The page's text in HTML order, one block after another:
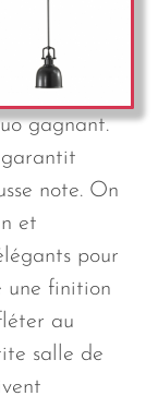
gagnant.
garantit
note. On
et
pour
une finition
au
salle de